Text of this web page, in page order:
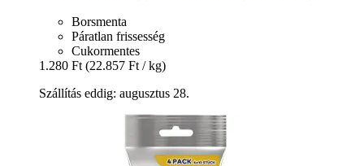
Borsmenta
Páratlan frissesség
Cukormentes
1.280 Ft (22.857 Ft / kg)
Szállítás eddig: augusztus 28.